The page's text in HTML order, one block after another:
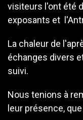
visiteurs l'ont été
exposants et
La chaleur de
échanges divers
suivi.
Nous tenions à
leur présence,